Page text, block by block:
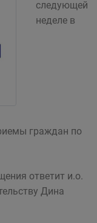
следующей
неделе в
граждан по
ответит и.о.
Дина